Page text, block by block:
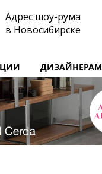
Адрес шоу-рума
в Новосибирске
ДИЗАЙНЕРАМ